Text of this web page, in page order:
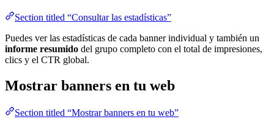
Section titled “Consultar las estadísticas”
Puedes ver las estadísticas de cada banner individual y también un
informe resumido del grupo completo con el total de impresiones,
clics y el CTR global.
Mostrar banners en tu web
Section titled “Mostrar banners en tu web”